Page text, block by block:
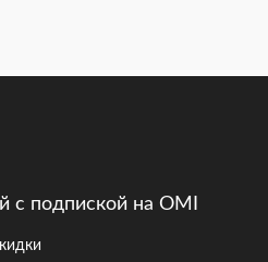
с подпиской на OMI